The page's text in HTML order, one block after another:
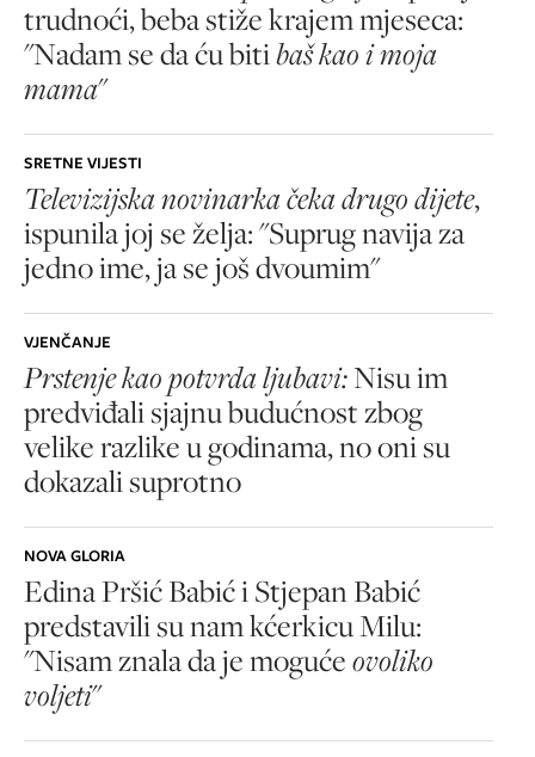
trudnoći, beba stiže krajem mjeseca:
"Nadam se da ću bitibaš kao i moja
mama"
SRETNE VIJESTI
Televizijska novinarka čeka drugo dijete,
ispunila joj se želja: "Suprug navija za
jedno ime, ja se još dvoumim"
VJENČANJE
Prstenje kao potvrda ljubavi:Nisu im
predviđali sjajnu budućnost zbog
velike razlike u godinama, no oni su
dokazali suprotno
NOVA GLORIA
Edina Pršić Babić i Stjepan Babić
predstavili su nam kćerkicu Milu:
"Nisam znala da je mogućeovoliko
voljeti"